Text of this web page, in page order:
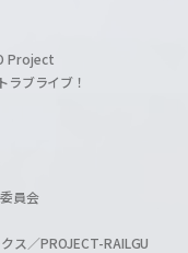
Project
ブライブ！
員会
ス／PROJECT-RAILGU